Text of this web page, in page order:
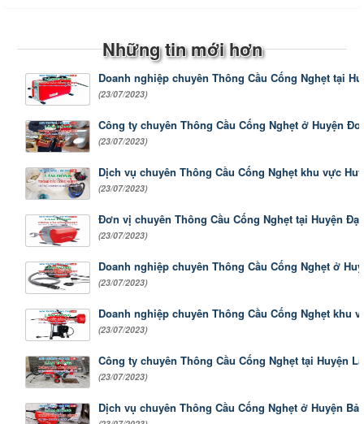
Những tin mới hơn
Doanh nghiệp chuyên Thông Cầu Cống Nghẹt tại
(23/07/2023)
Công ty chuyên Thông Cầu Cống Nghẹt ở Huyện
(23/07/2023)
Dịch vụ chuyên Thông Cầu Cống Nghẹt khu vực
(23/07/2023)
Đơn vị chuyên Thông Cầu Cống Nghẹt tại Huyện Đạ
(23/07/2023)
Doanh nghiệp chuyên Thông Cầu Cống Nghẹt ở
(23/07/2023)
Doanh nghiệp chuyên Thông Cầu Cống Nghẹt khu
(23/07/2023)
Công ty chuyên Thông Cầu Cống Nghẹt tại Huyện
(23/07/2023)
Dịch vụ chuyên Thông Cầu Cống Nghẹt ở Huyện